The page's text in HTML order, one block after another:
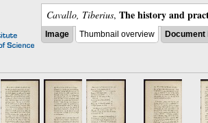
Cavallo, Tiberius, The history and
Image Thumbnail overview